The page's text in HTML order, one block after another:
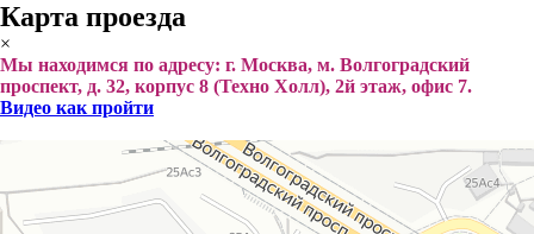
Карта проезда
×
Мы находимся по адресу: г. Москва, м. Волгоградский
проспект, д. 32, корпус 8 (Техно Холл), 2й этаж, офис 7.
Видео как пройти